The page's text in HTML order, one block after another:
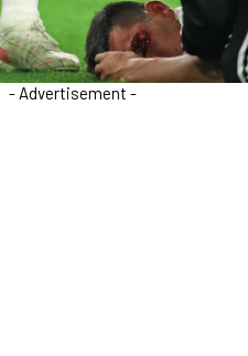
- Advertisement -